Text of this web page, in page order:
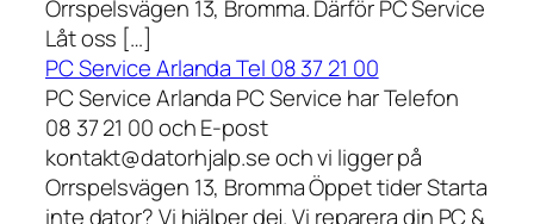
Orrspelsvägen 13, Bromma. Därför PC Service
Låt oss […]
PC Service Arlanda Tel 08 37 21 00
PC Service Arlanda PC Service har Telefon
08 37 21 00 och E-post
kontakt@datorhjalp.se och vi ligger på
Orrspelsvägen 13, Bromma Öppet tider Starta
inte dator? Vi hjälper dej. Vi reparera din PC &